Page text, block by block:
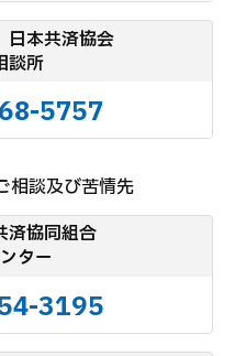
本共済協会
談所
5757
相談及び苦情先
済協同組合
ター
3195